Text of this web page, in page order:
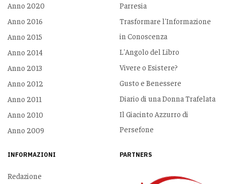
Anno 2020
Anno 2016
Anno 2015
Anno 2014
Anno 2013
Anno 2012
Anno 2011
Anno 2010
Anno 2009
Parresia
Trasformare l'Informazione
in Conoscenza
L'Angolo del Libro
Vivere o Esistere?
Gusto e Benessere
Diario di una Donna Trafelata
Il Giacinto Azzurro di
Persefone
INFORMAZIONI
Redazione
PARTNERS